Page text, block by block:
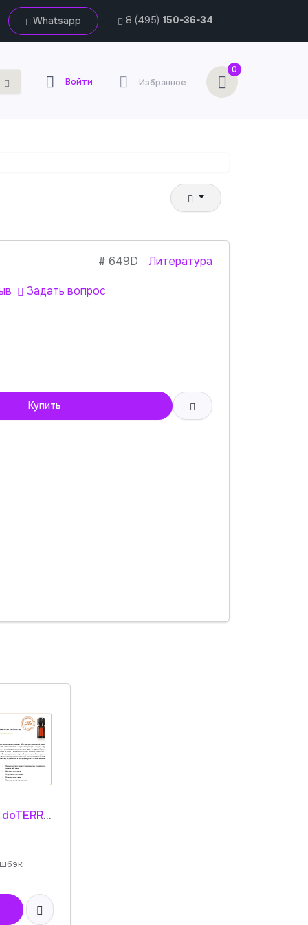
Whatsapp 8 (495) 150-36-34
Войти Избранное
0
# 649D Литература
Задать вопрос
Купить
Листовка doTERRA "Корица. Эфирное масло" 30030001